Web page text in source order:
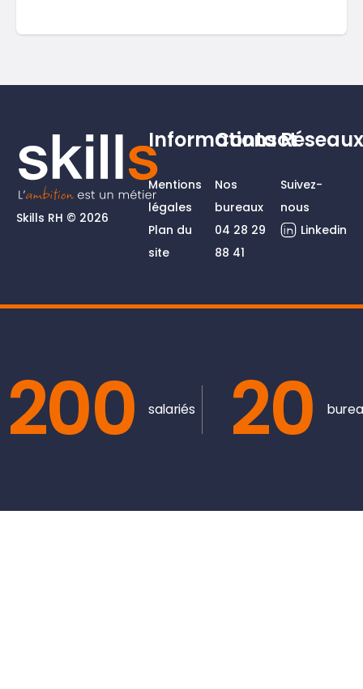
Skills RH © 2026
Informations
Mentions
légales
Plan du
site
Contact
Nos
bureaux
04 28 29
88 41
Suivez-
nous
Linkedin
200 salariés 20